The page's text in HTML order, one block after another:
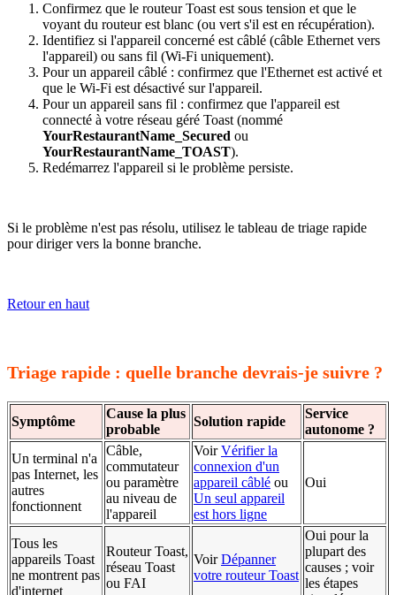
Confirmez que le routeur Toast est sous tension et que le
voyant du routeur est blanc (ou vert s'il est en récupération).
Identifiez si l'appareil concerné est câblé (câble Ethernet vers
l'appareil) ou sans fil (Wi-Fi uniquement).
Pour un appareil câblé : confirmez que l'Ethernet est activé et
que le Wi-Fi est désactivé sur l'appareil.
Pour un appareil sans fil : confirmez que l'appareil est
connecté à votre réseau géré Toast (nommé
YourRestaurantName_Secured ou
YourRestaurantName_TOAST).
Redémarrez l'appareil si le problème persiste.
Si le problème n'est pas résolu, utilisez le tableau de triage rapide
pour diriger vers la bonne branche.
Retour en haut
Triage rapide : quelle branche devrais-je suivre ?
Symptôme
Cause la plus
probable
Solution rapide
Service
autonome ?
Un terminal n'a
pas Internet, les
autres
fonctionnent
Câble,
commutateur
ou paramètre
au niveau de
l'appareil
VoirVérifier la
connexion d'un
appareil câblé ou
Un seul appareil
est hors ligne
Oui
Tous les
appareils Toast
ne montrent pas
d'internet
Routeur Toast,
réseau Toast
ou FAI
VoirDépanner
votre routeur Toast
Oui pour la
plupart des
causes ; voir
les étapes